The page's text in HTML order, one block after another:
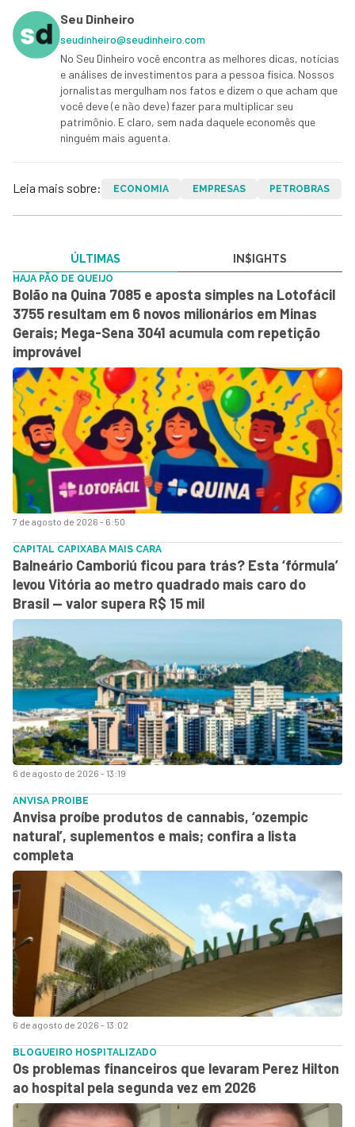
Seu Dinheiro
seudinheiro@seudinheiro.com
No Seu Dinheiro você encontra as melhores dicas, notícias
e análises de investimentos para a pessoa física. Nossos
jornalistas mergulham nos fatos e dizem o que acham que
você deve (e não deve) fazer para multiplicar seu
patrimônio. E claro, sem nada daquele economês que
ninguém mais aguenta.
Leia mais sobre: ECONOMIA EMPRESAS PETROBRAS
ÚLTIMAS IN$IGHTS
7 de agosto de 2026 - 6:50
HAJA PÃO DE QUEIJO
Bolão na Quina 7085 e aposta simples na Lotofácil
3755 resultam em 6 novos milionários em Minas
Gerais; Mega-Sena 3041 acumula com repetição
improvável
6 de agosto de 2026 - 13:19
CAPITAL CAPIXABA MAIS CARA
Balneário Camboriú ficou para trás? Esta ‘fórmula’
levou Vitória ao metro quadrado mais caro do
Brasil — valor supera R$ 15 mil
6 de agosto de 2026 - 13:02
ANVISA PROIBE
Anvisa proíbe produtos de cannabis, ‘ozempic
natural’, suplementos e mais; confira a lista
completa
BLOGUEIRO HOSPITALIZADO
Os problemas financeiros que levaram Perez Hilton
ao hospital pela segunda vez em 2026